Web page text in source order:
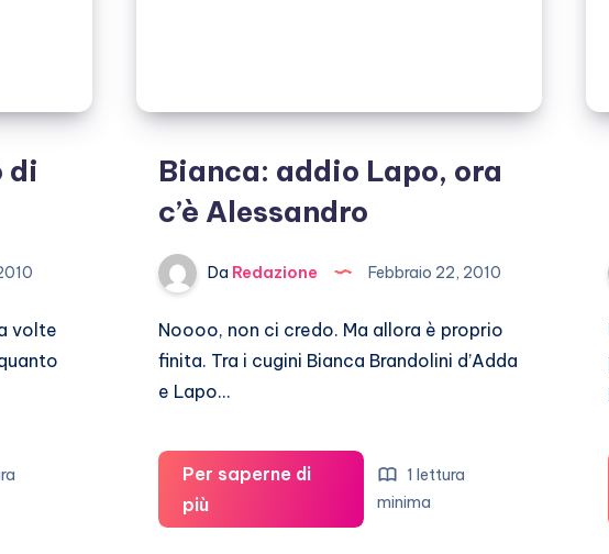
di
volte
Bianca: addio Lapo, ora
c’è Alessandro
Da Redazione Febbraio 22, 2010
Noooo, non ci credo. Ma allora è proprio
finita. Tra i cugini Bianca Brandolini d’Adda
e Lapo…
Per saperne di
piùBianca:
addio
1 lettura
minima